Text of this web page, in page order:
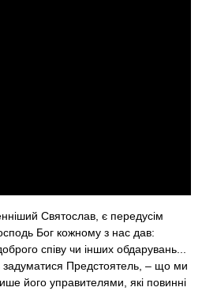
Святослав, є передусім
Бог кожному з нас дав:
співу чи інших обдарувань...
задуматися Предстоятель, – що ми
його управителями, які повинні